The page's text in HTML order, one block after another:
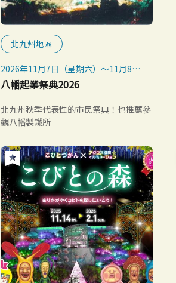
北九州地區
2026年11月7日（星期六）～11月8日
（星期日）
八幡起業祭典2026
北九州秋季代表性的市民祭典！也推薦參
觀八幡製鐵所